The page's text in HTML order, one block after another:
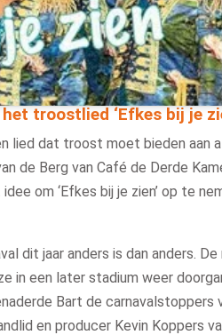
troostlied ‘Efkes bij je
lied dat troost moet bieden aan
de Berg van Café de Derde
om ‘Efkes bij je zien’ op te
dit jaar anders is dan anders.
in een later stadium weer
Bart de carnavalstoppers
en producer Kevin Koppers